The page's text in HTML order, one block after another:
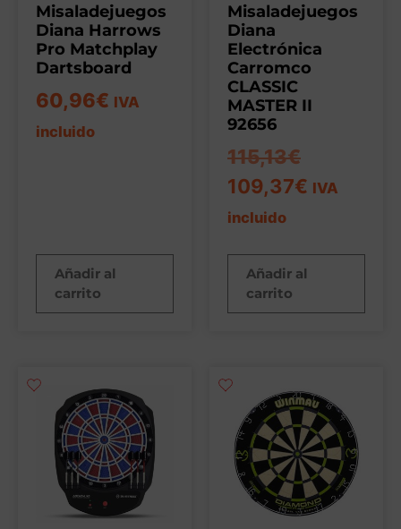
Misaladejuegos
Diana Harrows
Pro Matchplay
Dartsboard
60,96€ IVA
incluido
Añadir al
carrito
Misaladejuegos
Diana
Electrónica
Carromco
CLASSIC
MASTER II
92656
115,13€
109,37€ IVA
incluido
Añadir al
carrito